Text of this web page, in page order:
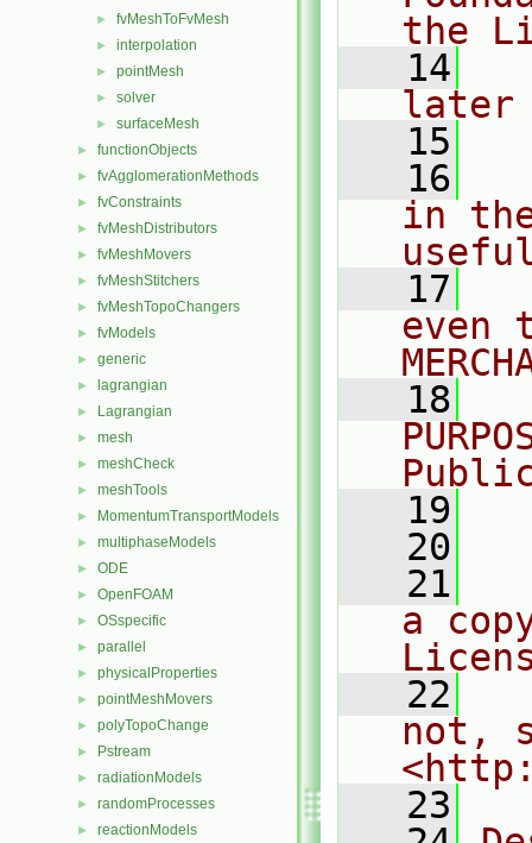
► fvMeshToFvMesh
► interpolation
► pointMesh
► solver
► surfaceMesh
► functionObjects
► fvAgglomerationMethods
► fvConstraints
► fvMeshDistributors
► fvMeshMovers
► fvMeshStitchers
► fvMeshTopoChangers
► fvModels
► generic
► lagrangian
► Lagrangian
► mesh
► meshCheck
► meshTools
► MomentumTransportModels
► multiphaseModels
► ODE
► OpenFOAM
► OSspecific
► parallel
► physicalProperties
► pointMeshMovers
► polyTopoChange
► Pstream
► radiationModels
► randomProcesses
► reactionModels
the
   14
later
   15
   16
in
   17
even
   18
   19
   20
   21
a
   22
not,
   23